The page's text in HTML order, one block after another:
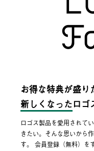
お得な特典が盛り
新しくなった ロゴ
ロゴス製品を愛用されて
きたい。そんな思いから
す。 会員登録（無料）を